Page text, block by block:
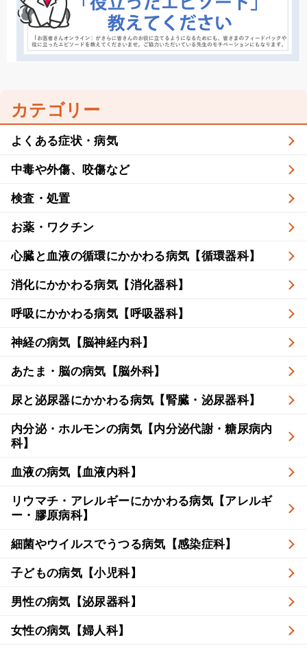
カテゴリー
よくある症状・病気
中毒や外傷、咬傷など
検査・処置
お薬・ワクチン
心臓と血液の循環にかかわる病気【循環器科】
消化にかかわる病気【消化器科】
呼吸にかかわる病気【呼吸器科】
神経の病気【脳神経内科】
あたま・脳の病気【脳外科】
尿と泌尿器にかかわる病気【腎臓・泌尿器科】
内分泌・ホルモンの病気【内分泌代謝・糖尿病内
科】
血液の病気【血液内科】
リウマチ・アレルギーにかかわる病気【アレルギ
ー・膠原病科】
細菌やウイルスでうつる病気【感染症科】
子どもの病気【小児科】
男性の病気【泌尿器科】
女性の病気【婦人科】